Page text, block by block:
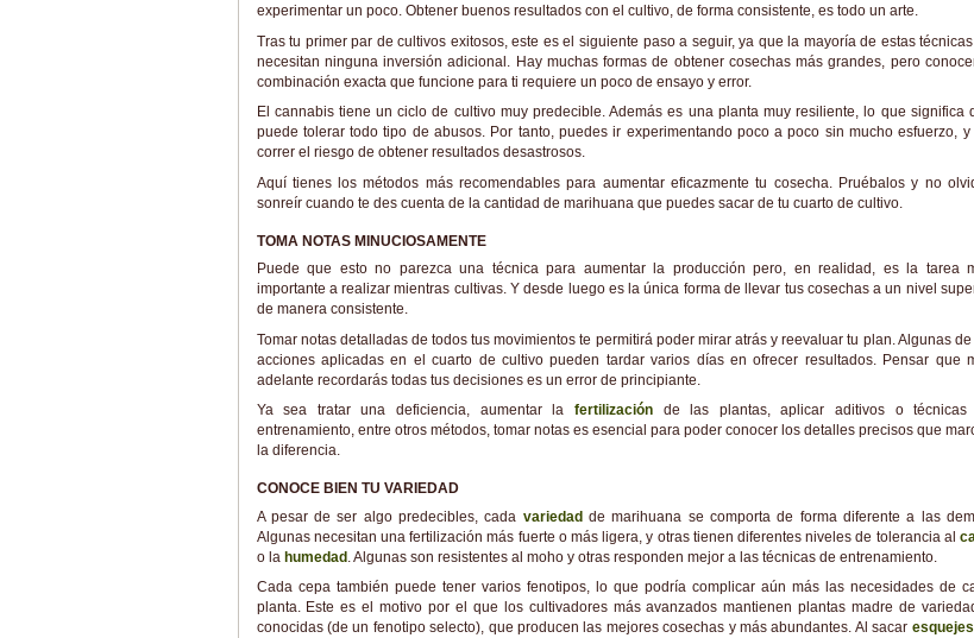
experimentar un poco. Obtener buenos resultados con el cultivo, de forma consistente, es todo un arte.
Tras tu primer par de cultivos exitosos, este es el siguiente paso a seguir, ya que la mayoría de estas
necesitan ninguna inversión adicional. Hay muchas formas de obtener cosechas más grandes, pero
combinación exacta que funcione para ti requiere un poco de ensayo y error.
El cannabis tiene un ciclo de cultivo muy predecible. Además es una planta muy resiliente, lo que significa
puede tolerar todo tipo de abusos. Por tanto, puedes ir experimentando poco a poco sin mucho esfuerzo, y
correr el riesgo de obtener resultados desastrosos.
Aquí tienes los métodos más recomendables para aumentar eficazmente tu cosecha. Pruébalos y no
sonreír cuando te des cuenta de la cantidad de marihuana que puedes sacar de tu cuarto de cultivo.
TOMA NOTAS MINUCIOSAMENTE
Puede que esto no parezca una técnica para aumentar la producción pero, en realidad, es la tarea
importante a realizar mientras cultivas. Y desde luego es la única forma de llevar tus cosechas a un nivel
de manera consistente.
Tomar notas detalladas de todos tus movimientos te permitirá poder mirar atrás y reevaluar tu plan. Algunas
acciones aplicadas en el cuarto de cultivo pueden tardar varios días en ofrecer resultados. Pensar que
adelante recordarás todas tus decisiones es un error de principiante.
Ya sea tratar una deficiencia, aumentar la fertilización de las plantas, aplicar aditivos o técnicas
entrenamiento, entre otros métodos, tomar notas es esencial para poder conocer los detalles precisos que
la diferencia.
CONOCE BIEN TU VARIEDAD
A pesar de ser algo predecibles, cada variedadde marihuana se comporta de forma diferente a las
Algunas necesitan una fertilización más fuerte o más ligera, y otras tienen diferentes niveles de tolerancia al
o la humedad. Algunas son resistentes al moho y otras responden mejor a las técnicas de entrenamiento.
Cada cepa también puede tener varios fenotipos, lo que podría complicar aún más las necesidades de
planta. Este es el motivo por el que los cultivadores más avanzados mantienen plantas madre de
conocidas (de un fenotipo selecto), que producen las mejores cosechas y más abundantes. Al sacar esquejes